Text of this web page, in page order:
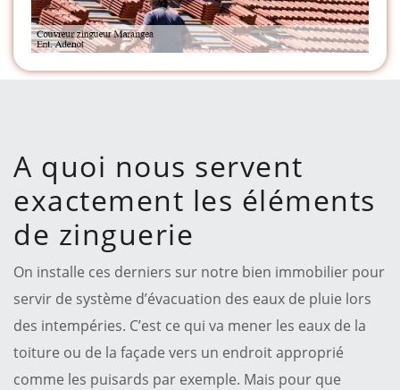
A quoi nous servent
exactement les éléments
de zinguerie
On installe ces derniers sur notre bien immobilier pour
servir de système d’évacuation des eaux de pluie lors
des intempéries. C’est ce qui va mener les eaux de la
toiture ou de la façade vers un endroit approprié
comme les puisards par exemple. Mais pour que